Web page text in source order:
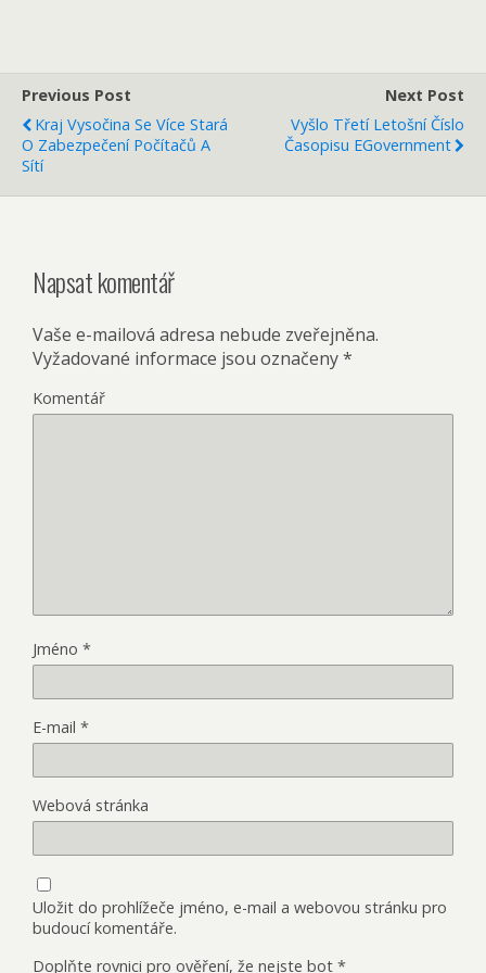
Previous Post
Kraj Vysočina Se Více Stará
O Zabezpečení Počítačů A
Sítí
Next Post
Vyšlo Třetí Letošní Číslo
Časopisu EGovernment
Napsat komentář
Vaše e-mailová adresa nebude zveřejněna.
Vyžadované informace jsou označeny*
Komentář
Jméno *
E-mail *
Webová stránka
Uložit do prohlížeče jméno, e-mail a webovou stránku pro
budoucí komentáře.
Doplňte rovnici pro ověření, že nejste bot *